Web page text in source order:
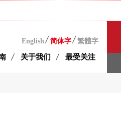
English 简体字 繁體字
关于我们 最受关注